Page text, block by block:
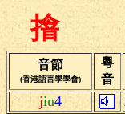
摿
音節
(香港語言學學會)
粵
音
jiu4